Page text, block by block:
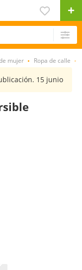
mujer Ropa de calle
15 junio